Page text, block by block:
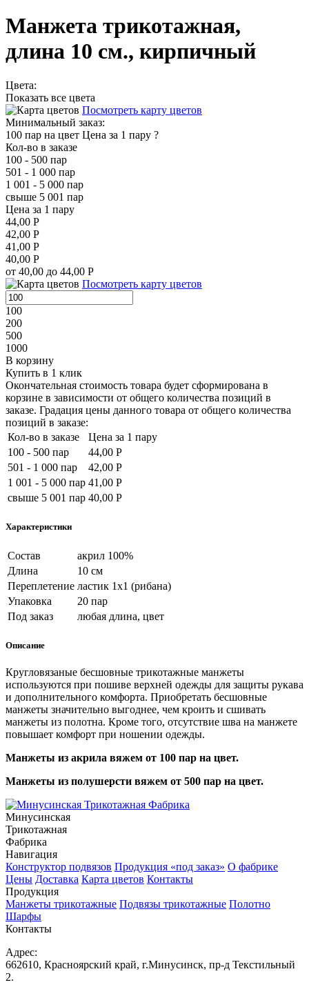
Манжета трикотажная,
длина 10 см., кирпичный
Цвета:
Показать все цвета
Посмотреть карту цветов
Минимальный заказ:
100 пар на цвет Цена за 1 пару ?
Кол-во в заказе
100 - 500 пар
501 - 1 000 пар
1 001 - 5 000 пар
свыше 5 001 пар
Цена за 1 пару
44,00 Р
42,00 Р
41,00 Р
40,00 Р
от 40,00 до 44,00 Р
Посмотреть карту цветов
100
200
500
1000
В корзину
Купить в 1 клик
Окончательная стоимость товара будет сформирована в
корзине в зависимости от общего количества позиций в
заказе. Градация цены данного товара от общего количества
позиций в заказе:
Кол-во в заказе
Цена за 1 пару
100 - 500 пар
44,00 Р
501 - 1 000 пар
42,00 Р
1 001 - 5 000 пар 41,00 Р
свыше 5 001 пар 40,00 Р
Характеристики
Состав
акрил 100%
Длина
10 см
Переплетение ластик 1х1 (рибана)
Упаковка
20 пар
Под заказ
любая длина, цвет
Описание
Кругловязаные бесшовные трикотажные манжеты
используются при пошиве верхней одежды для защиты рукава
и дополнительного комфорта. Приобретать бесшовные
манжеты значительно выгоднее, чем кроить и сшивать
манжеты из полотна. Кроме того, отсутствие шва на манжете
повышает комфорт при ношении одежды.
Манжеты из акрила вяжем от 100 пар на цвет.
Манжеты из полушерсти вяжем от 500 пар на цвет.
Минусинская
Трикотажная
Фабрика
Навигация
Конструктор подвязов Продукция «под заказ» О фабрике
Цены Доставка Карта цветов Контакты
Продукция
Манжеты трикотажные Подвязы трикотажные Полотно
Шарфы
Контакты
Адрес:
662610, Красноярский край, г.Минусинск, пр-д Текстильный
2.